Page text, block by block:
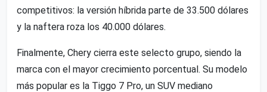
competitivos: la versión híbrida parte de 33.500 dólares
y la naftera roza los 40.000 dólares.
Finalmente, Chery cierra este selecto grupo, siendo la
marca con el mayor crecimiento porcentual. Su modelo
más popular es la Tiggo 7 Pro, un SUV mediano